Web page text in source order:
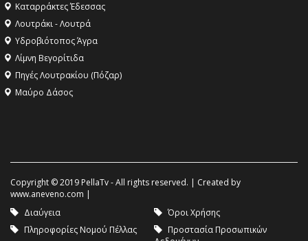
Καταρράκτες Έδεσσας
Λουτράκι - Λουτρά
Υδροβιότοπος Άγρα
Λίμνη Βεγορίτιδα
Πηγές Λουτρακίου (Πόζαρ)
Μαύρο Δάσος
Copyright © 2019 PellaTv - All rights reserved. | Created by
www.aneveno.com |
Διαύγεια
Όροι Χρήσης
Πληροφορίες Νομού Πέλλας
Προστασία Προσωπικών